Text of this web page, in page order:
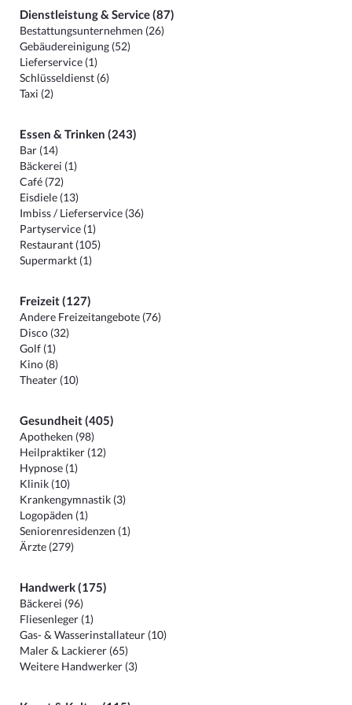
Dienstleistung & Service (87)
Bestattungsunternehmen (26)
Gebäudereinigung (52)
Lieferservice (1)
Schlüsseldienst (6)
Taxi (2)
Essen & Trinken (243)
Bar (14)
Bäckerei (1)
Café (72)
Eisdiele (13)
Imbiss / Lieferservice (36)
Partyservice (1)
Restaurant (105)
Supermarkt (1)
Freizeit (127)
Andere Freizeitangebote (76)
Disco (32)
Golf (1)
Kino (8)
Theater (10)
Gesundheit (405)
Apotheken (98)
Heilpraktiker (12)
Hypnose (1)
Klinik (10)
Krankengymnastik (3)
Logopäden (1)
Seniorenresidenzen (1)
Ärzte (279)
Handwerk (175)
Bäckerei (96)
Fliesenleger (1)
Gas- & Wasserinstallateur (10)
Maler & Lackierer (65)
Weitere Handwerker (3)